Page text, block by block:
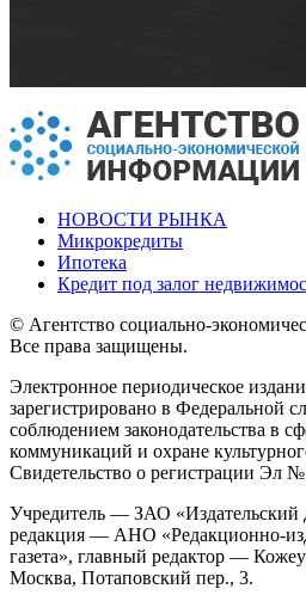
НОВОСТИ РЫНКА
Микрокредиты
Ипотека
Кредит под залог
© Агентство социально-
Все права защищены.
Электронное периодическое
зарегистрировано в Федеральной
соблюдением законодательства в
коммуникаций и охране
Свидетельство о регистрации Эл
Учредитель — ЗАО «Издательский
редакция — АНО «Редакционно-
газета», главный редактор —
Москва, Потаповский пер., 3.